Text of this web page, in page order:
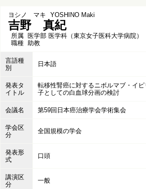
ヨシノ マキ YOSHINO Maki
吉野 真紀
所属 医学部 医学科（東京女子医科大学病院）
職種 助教
言語種
別
日本語
発表タ
イトル
転移性腎癌に対するニボルマブ・イ
子としての白血球分画の検討
会議名 第59回日本癌治療学会学術集会
学会区
分
全国規模の学会
発表形
式
口頭
講演区
分
一般